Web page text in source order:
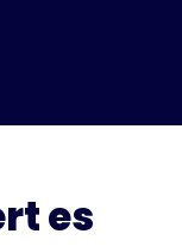
es